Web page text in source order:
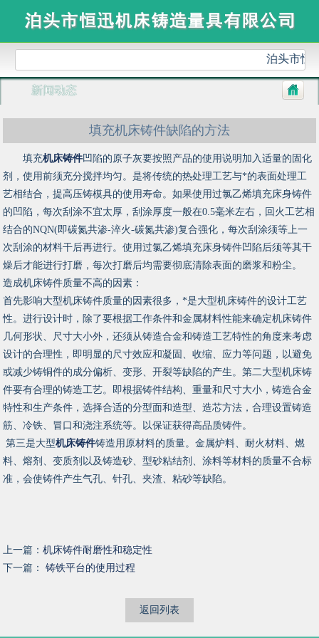
泊头市恒
新闻动态
填充机床铸件缺陷的方法
填充机床铸件凹陷的原子灰要按照产品的使用说明加入适量的固化
剂，使用前须充分搅拌均匀。是将传统的热处理工艺与*的表面处理工
艺相结合，提高压铸模具的使用寿命。如果使用过氯乙烯填充床身铸件
的凹陷，每次刮涂不宜太厚，刮涂厚度一般在0.5毫米左右，回火工艺相
结合的NQN(即碳氮共渗-淬火-碳氮共渗)复合强化，每次刮涂须等上一
次刮涂的材料干后再进行。使用过氯乙烯填充床身铸件凹陷后须等其干
燥后才能进行打磨，每次打磨后均需要彻底清除表面的磨浆和粉尘。
造成机床铸件质量不高的因素：
首先影响大型机床铸件质量的因素很多，*是大型机床铸件的设计工艺
性。进行设计时，除了要根据工作条件和金属材料性能来确定机床铸件
几何形状、尺寸大小外，还须从铸造合金和铸造工艺特性的角度来考虑
设计的合理性，即明显的尺寸效应和凝固、收缩、应力等问题，以避免
或减少铸铜件的成分偏析、变形、开裂等缺陷的产生。第二大型机床铸
件要有合理的铸造工艺。即根据铸件结构、重量和尺寸大小，铸造合金
特性和生产条件，选择合适的分型面和造型、造芯方法，合理设置铸造
筋、冷铁、冒口和浇注系统等。以保证获得高品质铸件。
第三是大型机床铸件铸造用原材料的质量。金属炉料、耐火材料、燃
料、熔剂、变质剂以及铸造砂、型砂粘结剂、涂料等材料的质量不合标
准，会使铸件产生气孔、针孔、夹渣、粘砂等缺陷。
上一篇：机床铸件耐磨性和稳定性
下一篇：铸铁平台的使用过程
返回列表